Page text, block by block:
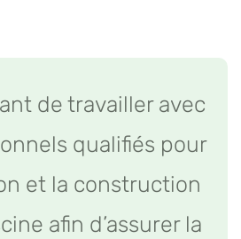
de travailler avec
qualifiés pour
et la construction
afin d’assurer la